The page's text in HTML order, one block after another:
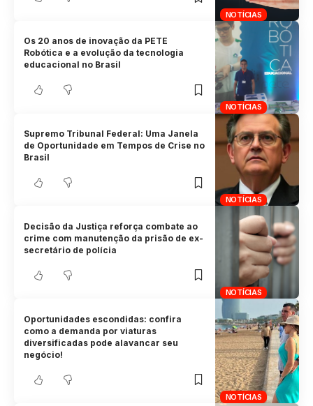
NOTÍCIAS
NOTÍCIAS
Os 20 anos de inovação da PETE
Robótica e a evolução da tecnologia
educacional no Brasil
NOTÍCIAS
Supremo Tribunal Federal: Uma Janela
de Oportunidade em Tempos de Crise no
Brasil
NOTÍCIAS
Decisão da Justiça reforça combate ao
crime com manutenção da prisão de ex-
secretário de polícia
NOTÍCIAS
Oportunidades escondidas: confira
como a demanda por viaturas
diversificadas pode alavancar seu
negócio!